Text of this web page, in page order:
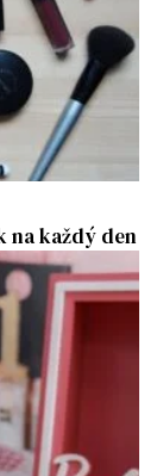
na každý den